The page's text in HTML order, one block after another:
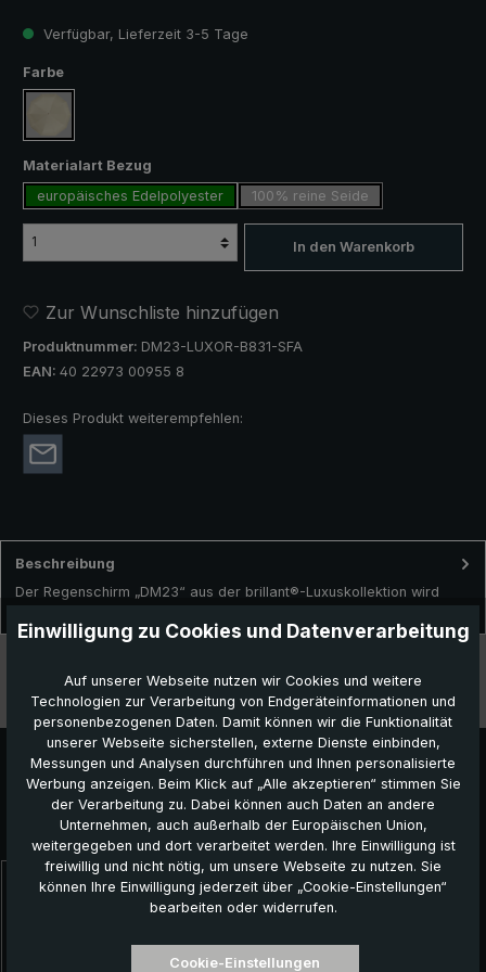
Verfügbar, Lieferzeit 3-5 Tage
Farbeauswählen
Materialart Bezug
europäisches Edelpolyester
100% reine Seide
In den Warenkorb
Zur Wunschliste hinzufügen
Produktnummer: DM23-LUXOR-B831-SFA
EAN: 40 22973 00955 8
Dieses Produkt weiterempfehlen:
Beschreibung
Der Regenschirm „DM23“ aus der brillant®-Luxuskollektion wird
Besonderheiten
Produktgalerie überspringen
Das könnte Ihnen auch gefallen:
Einwilligung zu Cookies und Datenverarbeitung
Auf unserer Webseite nutzen wir Cookies und weitere
Technologien zur Verarbeitung von Endgeräteinformationen und
personenbezogenen Daten. Damit können wir die Funktionalität
unserer Webseite sicherstellen, externe Dienste einbinden,
Messungen und Analysen durchführen und Ihnen personalisierte
Werbung anzeigen. Beim Klick auf „Alle akzeptieren“ stimmen Sie
der Verarbeitung zu. Dabei können auch Daten an andere
Unternehmen, auch außerhalb der Europäischen Union,
weitergegeben und dort verarbeitet werden. Ihre Einwilligung ist
freiwillig und nicht nötig, um unsere Webseite zu nutzen. Sie
können Ihre Einwilligung jederzeit über „Cookie-Einstellungen“
bearbeiten oder widerrufen.
Cookie-Einstellungen